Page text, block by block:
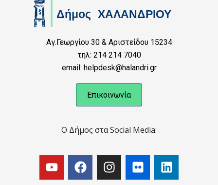
Αγ.Γεωργίου 30 & Αριστείδου 15234
τηλ: 214 214 7040
email: helpdesk@halandri.gr
Επικοινωνία
Ο Δήμος στα Social Media: